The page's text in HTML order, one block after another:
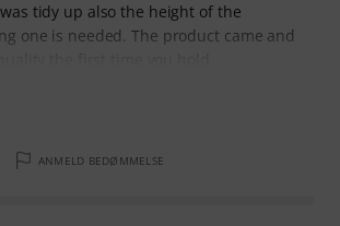
tidy up also the height of the
one is needed. The product came and
ANMELD BEDØMMELSE